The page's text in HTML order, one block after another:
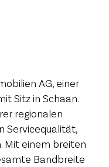
AG, einer
Sitz in Schaan.
regionalen
Servicequalität,
Mit einem breiten
Bandbreite